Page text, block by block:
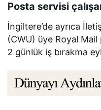
Posta servisi
İngiltere’de ayrıca
(CWU) üye Royal Mail
2 günlük iş bırakma